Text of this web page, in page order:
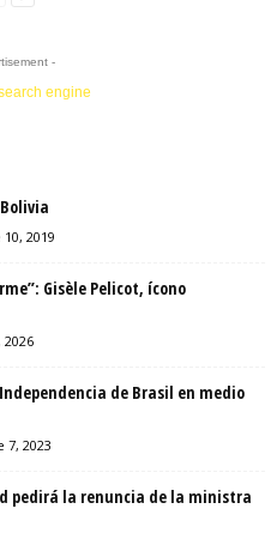
-
2019
Gisèle Pelicot, ícono
de Brasil en medio
7, 2023
pedirá la renuncia de la ministra